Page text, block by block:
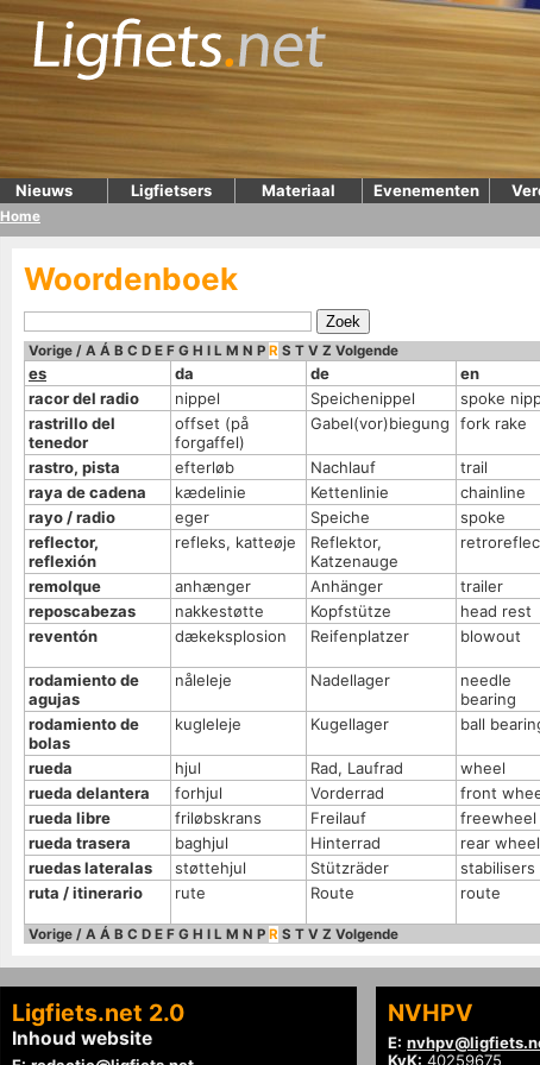
Nieuws Ligfietsers Materiaal Evenementen
Home
Woordenboek
Vorige / A Á B C D E F G H I L M N P R S T V Z Volgende
es da de en
racor del radio
nippel Speichenippel spoke
rastrillo del
tenedor
offset (på
forgaffel)
Gabel(vor)biegung fork rake
rastro, pista
efterløb Nachlauf trail
raya de cadena
kædelinie Kettenlinie chainline
rayo / radio
eger Speiche spoke
reflector,
reflexión
refleks, katteøje
Reflektor,
Katzenauge
remolque anhænger Anhänger trailer
reposcabezas
nakkestøtte Kopfstütze head rest
reventón
dækeksplosion Reifenplatzer blowout
rodamiento de
agujas
nåleleje Nadellager
needle
bearing
rodamiento de
bolas
kugleleje Kugellager ball
rueda hjul Rad, Laufrad wheel
rueda delantera
forhjul Vorderrad front
rueda libre
friløbskrans Freilauf freewheel
rueda trasera
baghjul Hinterrad rear wheel
ruedas lateralas
støttehjul Stützräder stabilisers
ruta / itinerario
rute Route route
Vorige / A Á B C D E F G H I L M N P R S T V Z Volgende
Ligfiets.net 2.0
Inhoud website
NVHPV
E:
KvK: 40259675